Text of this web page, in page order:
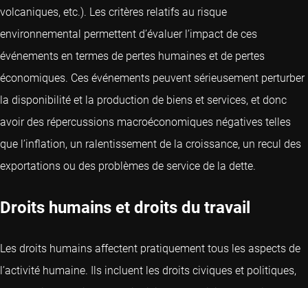
volcaniques, etc.). Les critères relatifs au risque
environnemental permettent d’évaluer l’impact de ces
événements en termes de pertes humaines et de pertes
économiques. Ces événements peuvent sérieusement perturber
la disponibilité et la production de biens et services, et donc
avoir des répercussions macroéconomiques négatives telles
que l’inflation, un ralentissement de la croissance, un recul des
exportations ou des problèmes de service de la dette.
Droits humains et droits du travail
Les droits humains affectent pratiquement tous les aspects de
l’activité humaine. Ils incluent les droits civiques et politiques,